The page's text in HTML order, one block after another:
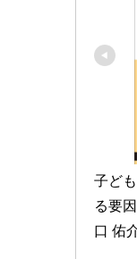
子ど
る要
口 佑